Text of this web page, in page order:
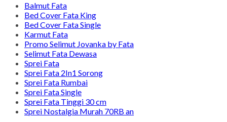
Balmut Fata
Bed Cover Fata King
Bed Cover Fata Single
Karmut Fata
Promo Selimut Jovanka by Fata
Selimut Fata Dewasa
Sprei Fata
Sprei Fata 2In1 Sorong
Sprei Fata Rumbai
Sprei Fata Single
Sprei Fata Tinggi 30 cm
Sprei Nostalgia Murah 70RB an